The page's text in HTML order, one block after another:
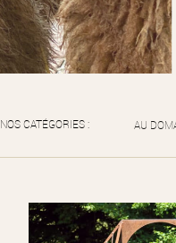
NOS CATÉGORIES : AU